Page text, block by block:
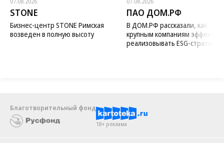
STONE
Бизнес-центр STONE Римская
возведен в полную высоту
ПАО ДОМ.РФ
В ДОМ.РФ рассказали, как
крупным компаниям
реализовывать ESG-стратегию
Благотворительный фонд
18+ реклама